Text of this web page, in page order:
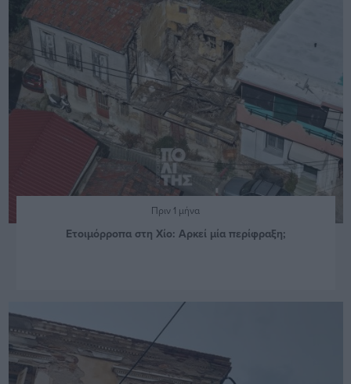
Πριν 1 μήνα
Ετοιμόρροπα στη Χίο: Αρκεί μία περίφραξη;